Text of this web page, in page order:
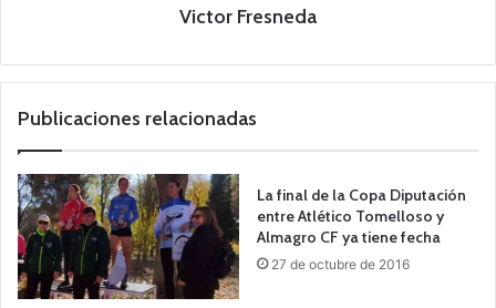
Victor Fresneda
Publicaciones relacionadas
La final de la Copa Diputación
entre Atlético Tomelloso y
Almagro CF ya tiene fecha
27 de octubre de 2016